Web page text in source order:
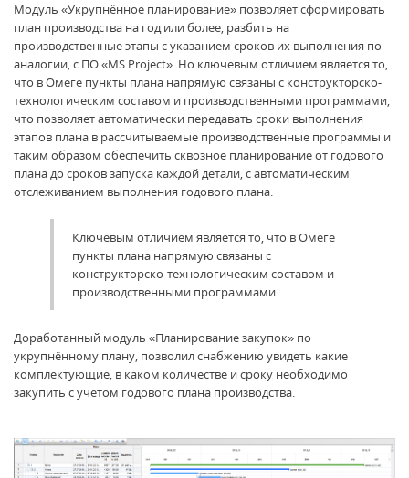
Модуль «Укрупнённое планирование» позволяет сформировать
план производства на год или более, разбить на
производственные этапы с указанием сроков их выполнения по
аналогии, с ПО «MS Project». Но ключевым отличием является то,
что в Омеге пункты плана напрямую связаны с конструкторско-
технологическим составом и производственными программами,
что позволяет автоматически передавать сроки выполнения
этапов плана в рассчитываемые производственные программы и
таким образом обеспечить сквозное планирование от годового
плана до сроков запуска каждой детали, с автоматическим
отслеживанием выполнения годового плана.
Ключевым отличием является то, что в Омеге
пункты плана напрямую связаны с
конструкторско-технологическим составом и
производственными программами
Доработанный модуль «Планирование закупок» по
укрупнённому плану, позволил снабжению увидеть какие
комплектующие, в каком количестве и сроку необходимо
закупить с учетом годового плана производства.